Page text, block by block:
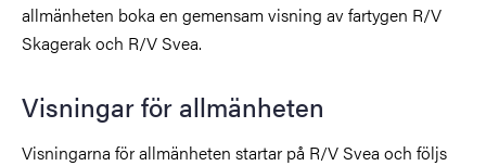
allmänheten boka en gemensam visning av fartygen R/V
Skagerak och R/V Svea.
Visningar för allmänheten
Visningarna för allmänheten startar på R/V Svea och följs